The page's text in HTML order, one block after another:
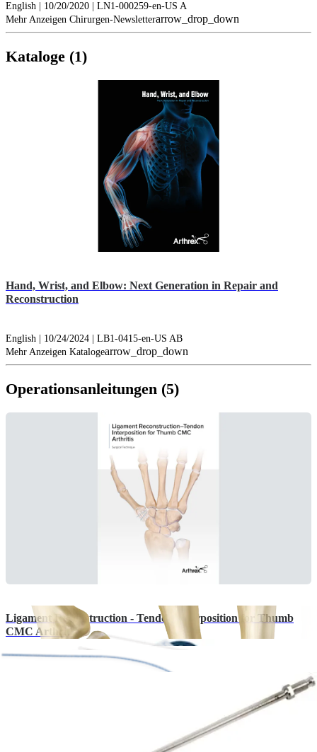
English | 10/20/2020 | LN1-000259-en-US A
Mehr Anzeigen Chirurgen-Newsletterarrow_drop_down
Kataloge (1)
Hand, Wrist, and Elbow: Next Generation in Repair and
Reconstruction
English | 10/24/2024 | LB1-0415-en-US AB
Mehr Anzeigen Katalogearrow_drop_down
Operationsanleitungen (5)
Ligament Reconstruction - Tendon Interposition for Thumb
CMC Arthritis
English | 07/31/2026 | LT1-0410-EN F